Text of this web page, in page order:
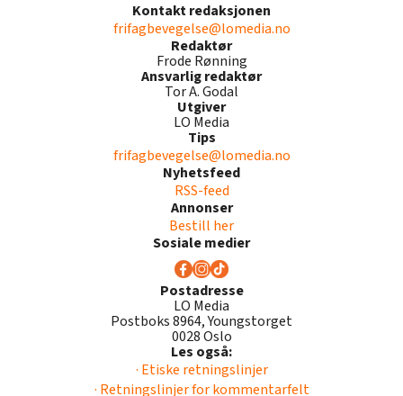
Kontakt redaksjonen
frifagbevegelse@lomedia.no
Redaktør
Frode Rønning
Ansvarlig redaktør
Tor A. Godal
Utgiver
LO Media
Tips
frifagbevegelse@lomedia.no
Nyhetsfeed
RSS-feed
Annonser
Bestill her
Sosiale medier
Postadresse
LO Media
Postboks 8964, Youngstorget
0028 Oslo
Les også:
· Etiske retningslinjer
· Retningslinjer for kommentarfelt